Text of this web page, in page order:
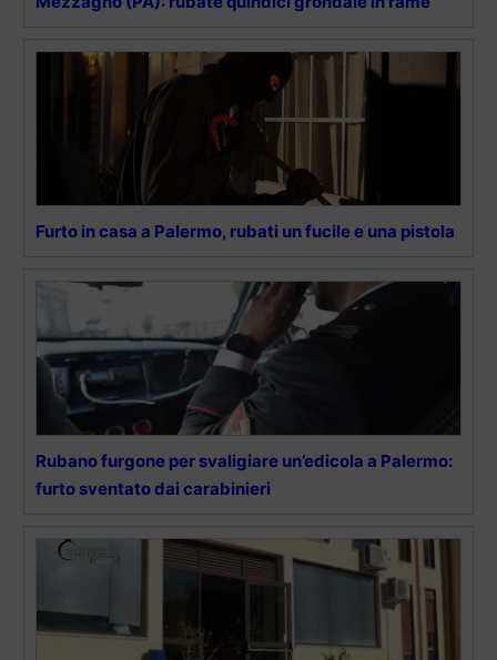
Furto in casa a Palermo, rubati un fucile e una pistola
Rubano furgone per svaligiare un’edicola a Palermo:
furto sventato dai carabinieri